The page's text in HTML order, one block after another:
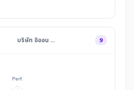
บริษัท อิออน … 9
Perf.